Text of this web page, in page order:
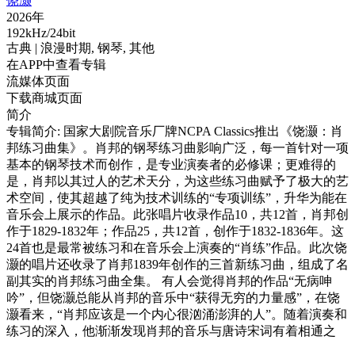
2026年
192kHz/24bit
古典 | 浪漫时期, 钢琴, 其他
在APP中查看专辑
流媒体页面
下载商城页面
简介
专辑简介: 国家大剧院音乐厂牌NCPA Classics推出《饶灏：肖
邦练习曲集》。肖邦的钢琴练习曲影响广泛，每一首针对一项
基本的钢琴技术而创作，是专业演奏者的必修课；更难得的
是，肖邦以其过人的艺术天分，为这些练习曲赋予了极大的艺
术空间，使其超越了纯为技术训练的“专项训练”，升华为能在
音乐会上展示的作品。此张唱片收录作品10，共12首，肖邦创
作于1829-1832年；作品25，共12首，创作于1832-1836年。这
24首也是最常被练习和在音乐会上演奏的“肖练”作品。此次饶
灏的唱片还收录了肖邦1839年创作的三首新练习曲，组成了名
副其实的肖邦练习曲全集。 有人会觉得肖邦的作品“无病呻
吟”，但饶灏总能从肖邦的音乐中“获得无穷的力量感”，在饶
灏看来，“肖邦应该是一个内心很汹涌澎湃的人”。随着演奏和
练习的深入，他渐渐发现肖邦的音乐与唐诗宋词有着相通之